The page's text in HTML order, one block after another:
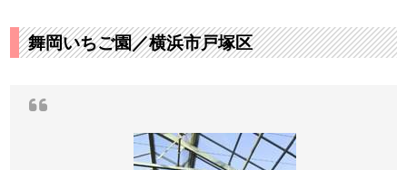
舞岡いちご園／横浜市戸塚区